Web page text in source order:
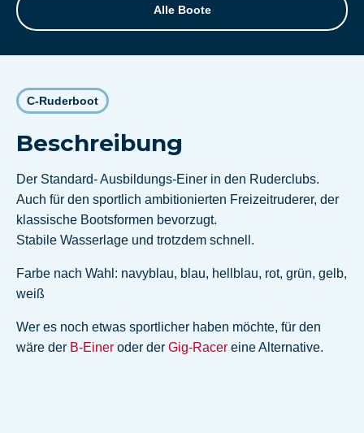
Alle Boote
C-Ruderboot
Beschreibung
Der Standard- Ausbildungs-Einer in den Ruderclubs.
Auch für den sportlich ambitionierten Freizeitruderer, der
klassische Bootsformen bevorzugt.
Stabile Wasserlage und trotzdem schnell.
Farbe nach Wahl: navyblau, blau, hellblau, rot, grün, gelb,
weiß
Wer es noch etwas sportlicher haben möchte, für den
wäre der B-Einer oder der Gig-Racer eine Alternative.